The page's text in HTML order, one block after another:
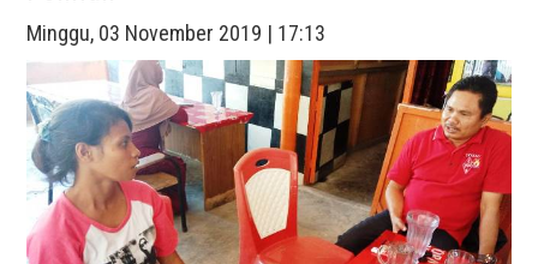
Minggu, 03 November 2019 | 17:13